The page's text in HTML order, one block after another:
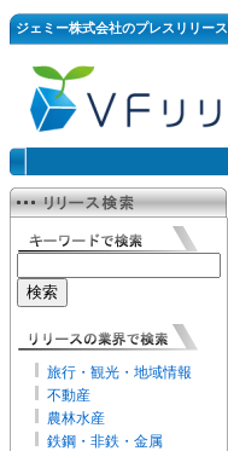
ジェミー株式会社のプレスリリース
旅行・観光・地域情報
不動産
農林水産
鉄鋼・非鉄・金属